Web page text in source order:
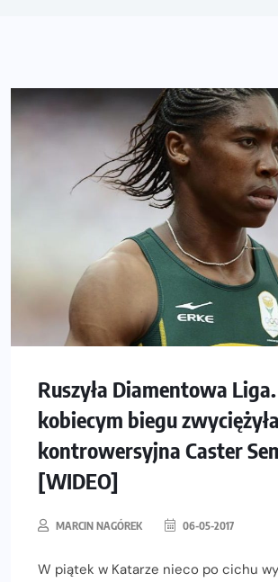
Ruszyła Diamentowa
kobiecym biegu zwyciężyła
kontrowersyjna Caster
[WIDEO]
MARCIN NAGÓREK 06-05-2017
W piątek w Katarze nieco po cichu